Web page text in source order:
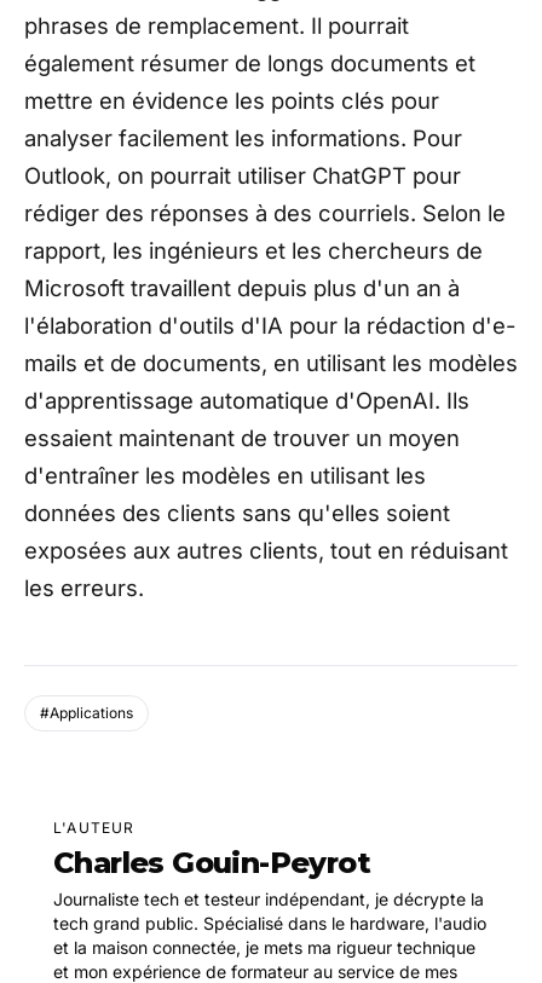
phrases de remplacement. Il pourrait
également résumer de longs documents et
mettre en évidence les points clés pour
analyser facilement les informations. Pour
Outlook, on pourrait utiliser ChatGPT pour
rédiger des réponses à des courriels. Selon le
rapport, les ingénieurs et les chercheurs de
Microsoft travaillent depuis plus d'un an à
l'élaboration d'outils d'IA pour la rédaction d'e-
mails et de documents, en utilisant les modèles
d'apprentissage automatique d'OpenAI. Ils
essaient maintenant de trouver un moyen
d'entraîner les modèles en utilisant les
données des clients sans qu'elles soient
exposées aux autres clients, tout en réduisant
les erreurs.
#Applications
L'AUTEUR
Charles Gouin-Peyrot
Journaliste tech et testeur indépendant, je décrypte la
tech grand public. Spécialisé dans le hardware, l'audio
et la maison connectée, je mets ma rigueur technique
et mon expérience de formateur au service de mes